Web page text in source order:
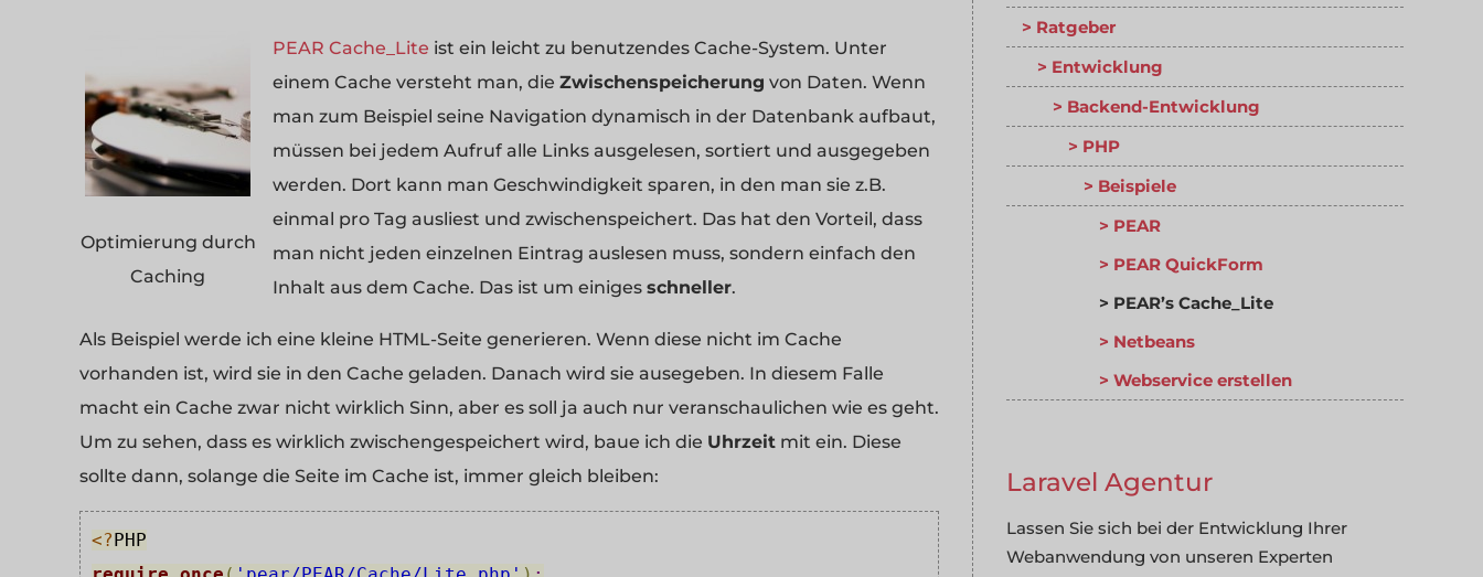
Optimierung durch
Caching
PEAR Cache_Lite ist ein leicht zu benutzendes Cache-System. Unter
einem Cache versteht man, die Zwischenspeicherung von Daten. Wenn
man zum Beispiel seine Navigation dynamisch in der Datenbank aufbaut,
müssen bei jedem Aufruf alle Links ausgelesen, sortiert und ausgegeben
werden. Dort kann man Geschwindigkeit sparen, in den man sie z.B.
einmal pro Tag ausliest und zwischenspeichert. Das hat den Vorteil, dass
man nicht jeden einzelnen Eintrag auslesen muss, sondern einfach den
Inhalt aus dem Cache. Das ist um einiges schneller.
Als Beispiel werde ich eine kleine HTML-Seite generieren. Wenn diese nicht im Cache
vorhanden ist, wird sie in den Cache geladen. Danach wird sie ausegeben. In diesem Falle
macht ein Cache zwar nicht wirklich Sinn, aber es soll ja auch nur veranschaulichen wie es geht.
Um zu sehen, dass es wirklich zwischengespeichert wird, baue ich die Uhrzeit mit ein. Diese
sollte dann, solange die Seite im Cache ist, immer gleich bleiben:
<?PHP
Ratgeber
Entwicklung
Backend-Entwicklung
PHP
Beispiele
PEAR
PEAR QuickForm
PEAR’s Cache_Lite
Netbeans
Webservice erstellen
Laravel Agentur
Lassen Sie sich bei der Entwicklung Ihrer
Webanwendung von unseren Experten